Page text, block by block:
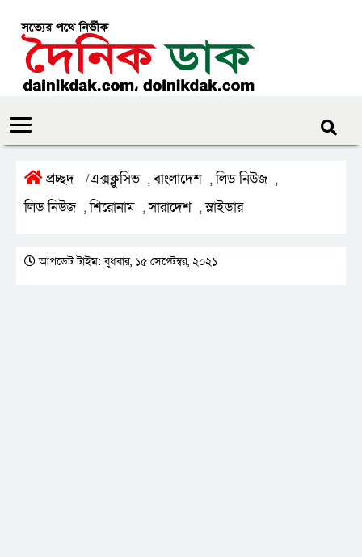
প্রচ্ছদ /এক্সক্লুসিভ ,বাংলাদেশ ,লিড নিউজ ,
লিড নিউজ ,শিরোনাম ,সারাদেশ ,স্লাইডার
আপডেট টাইম: বুধবার, ১৫ সেপ্টেম্বর, ২০২১